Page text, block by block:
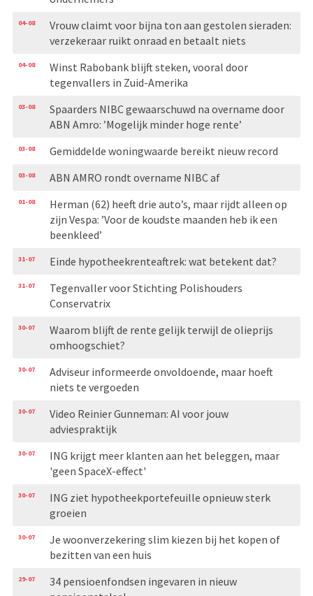
04-08
Vrouw claimt voor bijna ton aan gestolen sieraden:
verzekeraar ruikt onraad en betaalt niets
04-08
Winst Rabobank blijft steken, vooral door
tegenvallers in Zuid-Amerika
03-08
Spaarders NIBC gewaarschuwd na overname door
ABN Amro: ’Mogelijk minder hoge rente’
03-08 Gemiddelde woningwaarde bereikt nieuw record
03-08 ABN AMRO rondt overname NIBC af
01-08
Herman (62) heeft drie auto’s, maar rijdt alleen op
zijn Vespa: ’Voor de koudste maanden heb ik een
beenkleed’
31-07 Einde hypotheekrenteaftrek: wat betekent dat?
31-07
Tegenvaller voor Stichting Polishouders
Conservatrix
30-07
Waarom blijft de rente gelijk terwijl de olieprijs
omhoogschiet?
30-07
Adviseur informeerde onvoldoende, maar hoeft
niets te vergoeden
30-07
Video Reinier Gunneman: AI voor jouw
adviespraktijk
30-07
ING krijgt meer klanten aan het beleggen, maar
'geen SpaceX-effect'
30-07
ING ziet hypotheekportefeuille opnieuw sterk
groeien
30-07
Je woonverzekering slim kiezen bij het kopen of
bezitten van een huis
29-07
34 pensioenfondsen ingevaren in nieuw